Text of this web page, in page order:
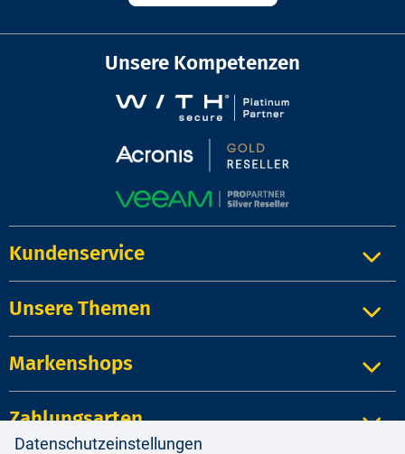
Unsere Kompetenzen
Kundenservice
Unsere Themen
Markenshops
Zahlungsarten
Datenschutzeinstellungen